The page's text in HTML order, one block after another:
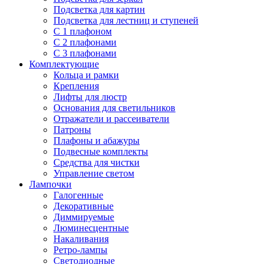
Подсветка для картин
Подсветка для лестниц и ступеней
С 1 плафоном
С 2 плафонами
С 3 плафонами
Комплектующие
Кольца и рамки
Крепления
Лифты для люстр
Основания для светильников
Отражатели и рассеиватели
Патроны
Плафоны и абажуры
Подвесные комплекты
Средства для чистки
Управление светом
Лампочки
Галогенные
Декоративные
Диммируемые
Люминесцентные
Накаливания
Ретро-лампы
Светодиодные